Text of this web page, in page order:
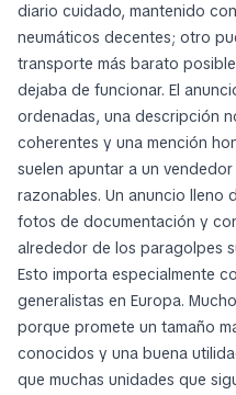
diario cuidado, mantenido
neumáticos decentes; otro
transporte más barato
dejaba de funcionar. El
ordenadas, una descripción
coherentes y una mención
suelen apuntar a un
razonables. Un anuncio lleno
fotos de documentación y
alrededor de los paragolpes
Esto importa especialmente
generalistas en Europa.
porque promete un tamaño
conocidos y una buena
que muchas unidades que